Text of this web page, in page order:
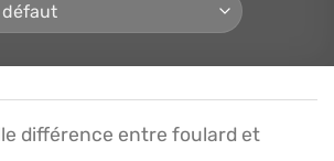
différence entre foulard et